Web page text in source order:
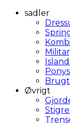
sadler
Øvrigt